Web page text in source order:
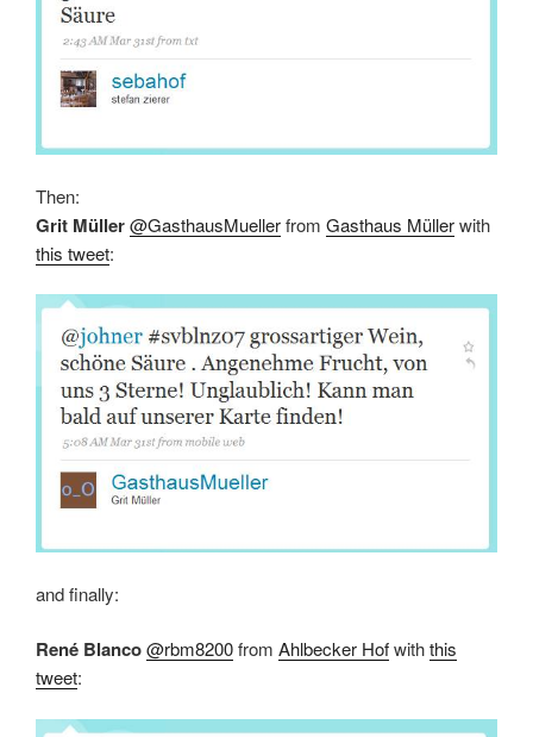
Then:
Grit Müller@GasthausMuellerfrom Gasthaus Müllerwith
this tweet:
and finally:
René Blanco@rbm8200from Ahlbecker Hofwiththis
tweet: